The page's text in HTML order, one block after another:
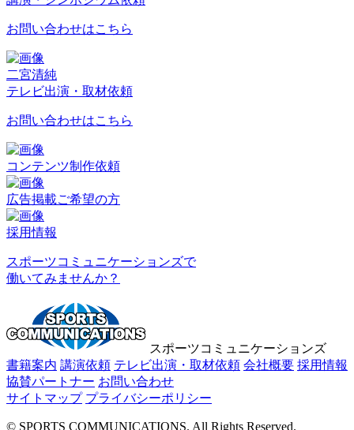
お問い合わせはこちら
二宮清純
テレビ出演・取材依頼
お問い合わせはこちら
コンテンツ制作依頼
広告掲載ご希望の方
採用情報
スポーツコミュニケーションズで
働いてみませんか？
スポーツコミュニケーションズ
書籍案内 講演依頼 テレビ出演・取材依頼 会社概要 採用情報
協賛パートナー お問い合わせ
サイトマップ プライバシーポリシー
© SPORTS COMMUNICATIONS. All Rights Reserved.